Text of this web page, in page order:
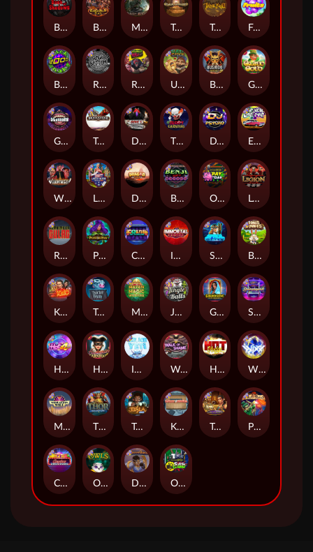
Outsourced: Payday
Manhattan Goes Wild
Roadkill
Kiss My Chainsaw
Book Of Shadows
Rock Bottom
Tractor Beam
Casino Win Spin
Hot Nudge
Space Donkey
Land of the Free
Brick Snake 2000
Starstruck
Benji Killed in Vegas
Barbarian Fury
Poison Eve
Devil's Crossroad
Tomb of Nefertiti
Tomb of Akhenaten
Golden Genie And The Walking Wilds
Dragon Tribe
Immortal Fruits
Tesla Jolt
Dungeon Quest
Coins of Fortune
Gluttony
Mayan Magic Wildfire
WiXX
Outsourced: Slash Game
Legion X
Fruits
Bonus Bunnies
DJ Psycho
Hot 4 Cash
Tombstone
Owls
Gaelic Gold
East Coast Vs West Coast
The Creepy Carnival
Whacked
Jingle Balls
Harlequin Carnival Walk of Shame
Misery Mining
Kitchen Drama: Sushi Mania Pixies vs Pirates
Thor: Hammer Time
Ice Ice Yeti
Remember Gulag
True kult
Bushido Way xNudge
Ugliest Catch